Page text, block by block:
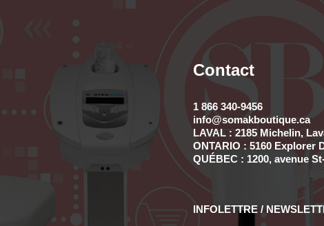
Contact
1 866 340-9456
info@somakboutique.ca
LAVAL : 2185 Michelin,
ONTARIO : 5160 Explorer
QUÉBEC : 1200, avenue
INFOLETTRE /